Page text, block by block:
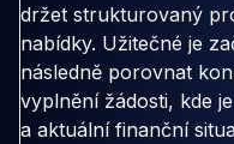
držet strukturovaný
nabídky. Užitečné je
následně porovnat
vyplnění žádosti, kde
a aktuální finanční